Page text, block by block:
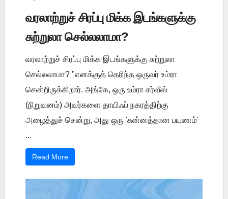
வரலாற்றுச் சிரப்பு மிக்க இடங்களுக்கு
சுற்றுலா செல்லலாமா?
வரலாற்றுச் சிரப்பு மிக்க இடங்களுக்கு சுற்றுலா
செல்லலாமா? "எனக்குத் தெரிந்த ஒருவர் உம்ரா
சென்றிருக்கிறார். அங்கே, ஒரு உம்ரா சர்வீஸ்
(நிறுவனம்) அவர்களை தாயிஃப் நகரத்திற்கு
அழைத்துச் சென்று, அது ஒரு 'சுன்னத்தான பயணம்'
...
Read More